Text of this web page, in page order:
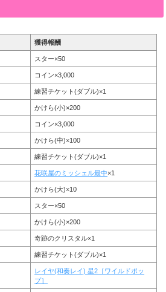
獲得報酬
スター×50
コイン×3,000
練習チケット(ダブル)×1
かけら(小)×200
コイン×3,000
かけら(中)×100
練習チケット(ダブル)×1
花咲屋のミッシェル最中×1
かけら(大)×10
スター×50
かけら(小)×200
奇跡のクリスタル×1
練習チケット(ダブル)×1
レイヤ(和奏レイ) 星2［ワイルドポッ
プ］